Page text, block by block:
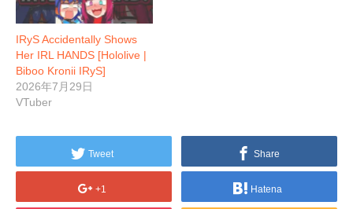
IRyS Accidentally Shows
Her IRL HANDS [Hololive |
Biboo Kronii IRyS]
2026年7月29日
VTuber
Tweet Share
+1 Hatena